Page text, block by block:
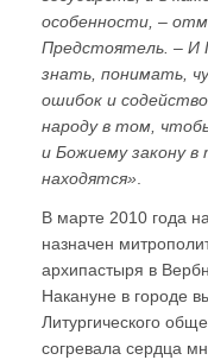
особенности, –
Предстоятель. – И
знать, понимать,
ошибок и
народу в том,
и Божиему закону в
находятся».
В марте 2010 года
назначен
архипастыря в
Накануне в городе
Литургического
согревала сердца